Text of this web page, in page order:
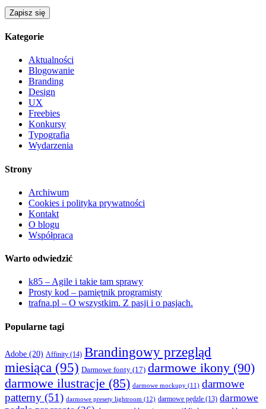
Kategorie
Aktualności
Blogowanie
Branding
Design
UX
Freebies
Konkursy
Typografia
Wydarzenia
Strony
Archiwum
Cookies i polityka prywatności
Kontakt
O blogu
Współpraca
Warto odwiedzić
k85 – Agile i takie tam sprawy
Prosty kod – pamiętnik programisty
trafna.pl – O wszystkim. Z pasji i o pasjach.
Popularne tagi
Adobe (20) Affinity (14) Brandingowy przegląd
miesiąca (95) Darmowe fonty (17) darmowe ikony (90)
darmowe ilustracje (85) darmowe mockupy (11) darmowe
patterny (51) darmowe presety lightroom (12) darmowe pędzle (13) darmowe